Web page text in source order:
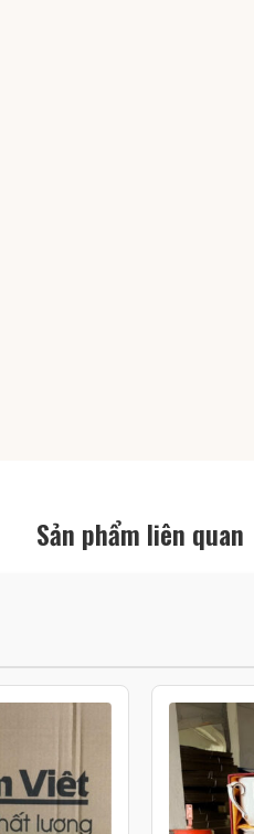
Sản phẩm liên quan